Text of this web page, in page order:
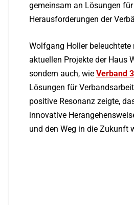
gemeinsam an Lösungen
Herausforderungen der
Wolfgang Holler beleuchtete
aktuellen Projekte der Haus
sondern auch, wie Verband
Lösungen für
positive Resonanz zeigte,
innovative
und den Weg in die Zukunft